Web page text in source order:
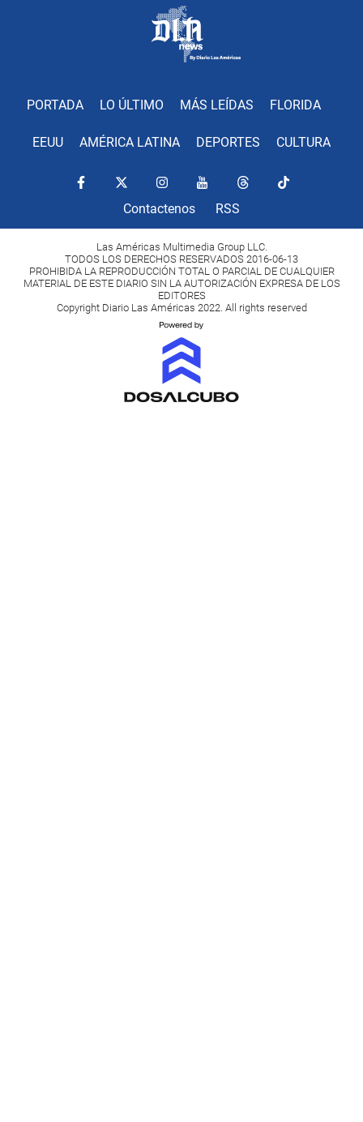
PORTADA LO ÚLTIMO MÁS LEÍDAS FLORIDA
EEUU AMÉRICA LATINA DEPORTES CULTURA
Contactenos RSS
Las Américas Multimedia Group LLC.
TODOS LOS DERECHOS RESERVADOS 2016-06-13
PROHIBIDA LA REPRODUCCIÓN TOTAL O PARCIAL DE CUALQUIER
MATERIAL DE ESTE DIARIO SIN LA AUTORIZACIÓN EXPRESA DE LOS
EDITORES
Copyright Diario Las Américas 2022. All rights reserved